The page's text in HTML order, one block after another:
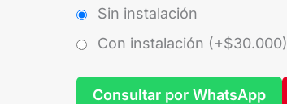
Sin instalación
Con instalación (+$30.000)
Consultar por WhatsApp